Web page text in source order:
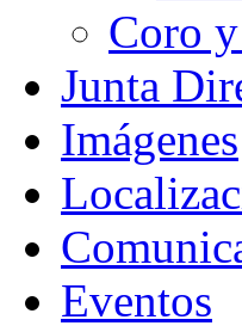
Coro
Junta
Imágenes
Eventos